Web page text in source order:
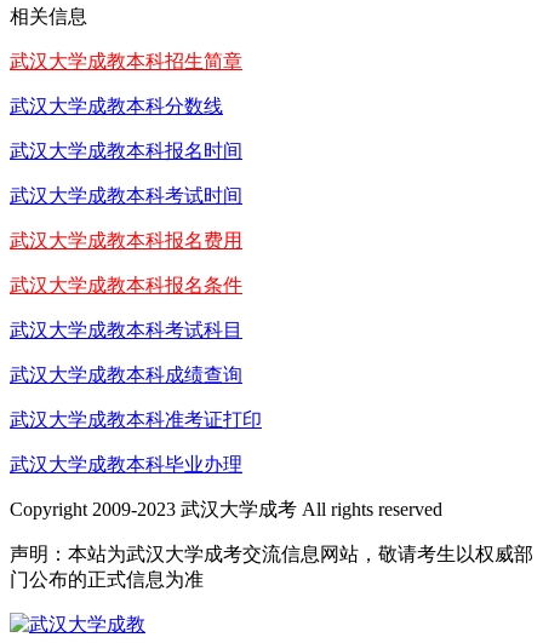
相关信息
武汉大学成教本科招生简章
武汉大学成教本科分数线
武汉大学成教本科报名时间
武汉大学成教本科考试时间
武汉大学成教本科报名费用
武汉大学成教本科报名条件
武汉大学成教本科考试科目
武汉大学成教本科成绩查询
武汉大学成教本科准考证打印
武汉大学成教本科毕业办理
Copyright 2009-2023 武汉大学成考 All rights reserved
声明：本站为武汉大学成考交流信息网站，敬请考生以权威部
门公布的正式信息为准